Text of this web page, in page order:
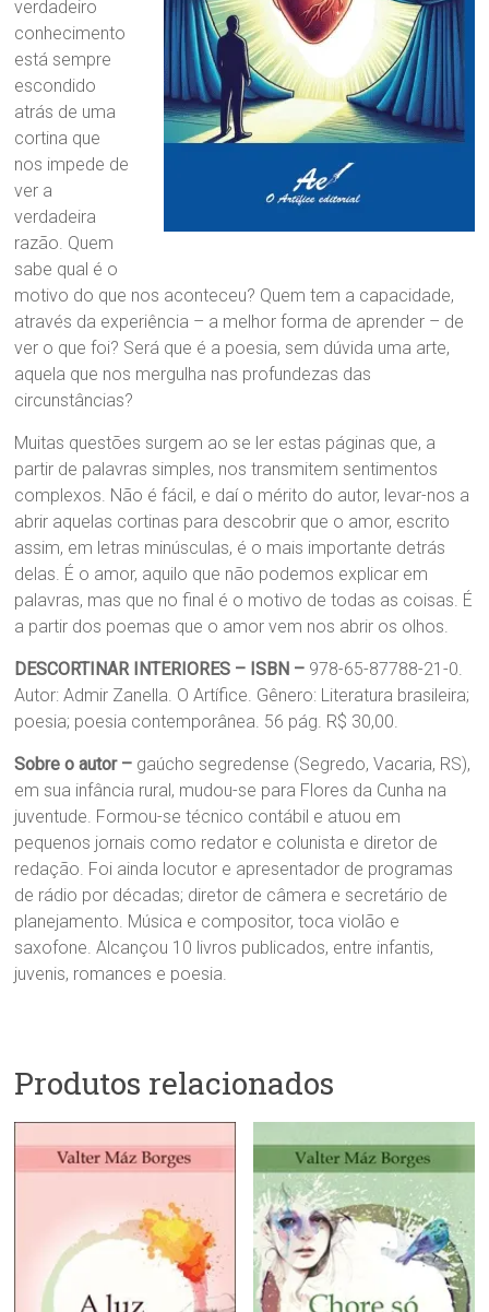
verdadeiro
conhecimento
está sempre
escondido
atrás de uma
cortina que
nos impede de
ver a
verdadeira
razão. Quem
sabe qual é o
motivo do que nos aconteceu? Quem tem a capacidade,
através da experiência – a melhor forma de aprender – de
ver o que foi? Será que é a poesia, sem dúvida uma arte,
aquela que nos mergulha nas profundezas das
circunstâncias?
Muitas questões surgem ao se ler estas páginas que, a
partir de palavras simples, nos transmitem sentimentos
complexos. Não é fácil, e daí o mérito do autor, levar-nos a
abrir aquelas cortinas para descobrir que o amor, escrito
assim, em letras minúsculas, é o mais importante detrás
delas. É o amor, aquilo que não podemos explicar em
palavras, mas que no final é o motivo de todas as coisas. É
a partir dos poemas que o amor vem nos abrir os olhos.
DESCORTINAR INTERIORES – ISBN – 978-65-87788-21-0.
Autor: Admir Zanella. O Artífice. Gênero: Literatura brasileira;
poesia; poesia contemporânea. 56 pág. R$ 30,00.
Sobre o autor – gaúcho segredense (Segredo, Vacaria, RS),
em sua infância rural, mudou-se para Flores da Cunha na
juventude. Formou-se técnico contábil e atuou em
pequenos jornais como redator e colunista e diretor de
redação. Foi ainda locutor e apresentador de programas
de rádio por décadas; diretor de câmera e secretário de
planejamento. Música e compositor, toca violão e
saxofone. Alcançou 10 livros publicados, entre infantis,
juvenis, romances e poesia.
Produtos relacionados